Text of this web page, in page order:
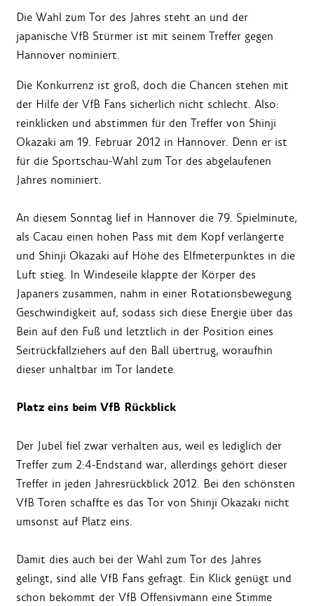
Die Wahl zum Tor des Jahres steht an und der
japanische VfB Stürmer ist mit seinem Treffer gegen
Hannover nominiert.
Die Konkurrenz ist groß, doch die Chancen stehen mit
der Hilfe der VfB Fans sicherlich nicht schlecht. Also:
reinklicken und abstimmen für den Treffer von Shinji
Okazaki am 19. Februar 2012 in Hannover. Denn er ist
für die Sportschau-Wahl zum Tor des abgelaufenen
Jahres nominiert.
An diesem Sonntag lief in Hannover die 79. Spielminute,
als Cacau einen hohen Pass mit dem Kopf verlängerte
und Shinji Okazaki auf Höhe des Elfmeterpunktes in die
Luft stieg. In Windeseile klappte der Körper des
Japaners zusammen, nahm in einer Rotationsbewegung
Geschwindigkeit auf, sodass sich diese Energie über das
Bein auf den Fuß und letztlich in der Position eines
Seitrückfallziehers auf den Ball übertrug, woraufhin
dieser unhaltbar im Tor landete.
Platz eins beim VfB Rückblick
Der Jubel fiel zwar verhalten aus, weil es lediglich der
Treffer zum 2:4-Endstand war, allerdings gehört dieser
Treffer in jeden Jahresrückblick 2012. Bei den schönsten
VfB Toren schaffte es das Tor von Shinji Okazaki nicht
umsonst auf Platz eins.
Damit dies auch bei der Wahl zum Tor des Jahres
gelingt, sind alle VfB Fans gefragt. Ein Klick genügt und
schon bekommt der VfB Offensivmann eine Stimme